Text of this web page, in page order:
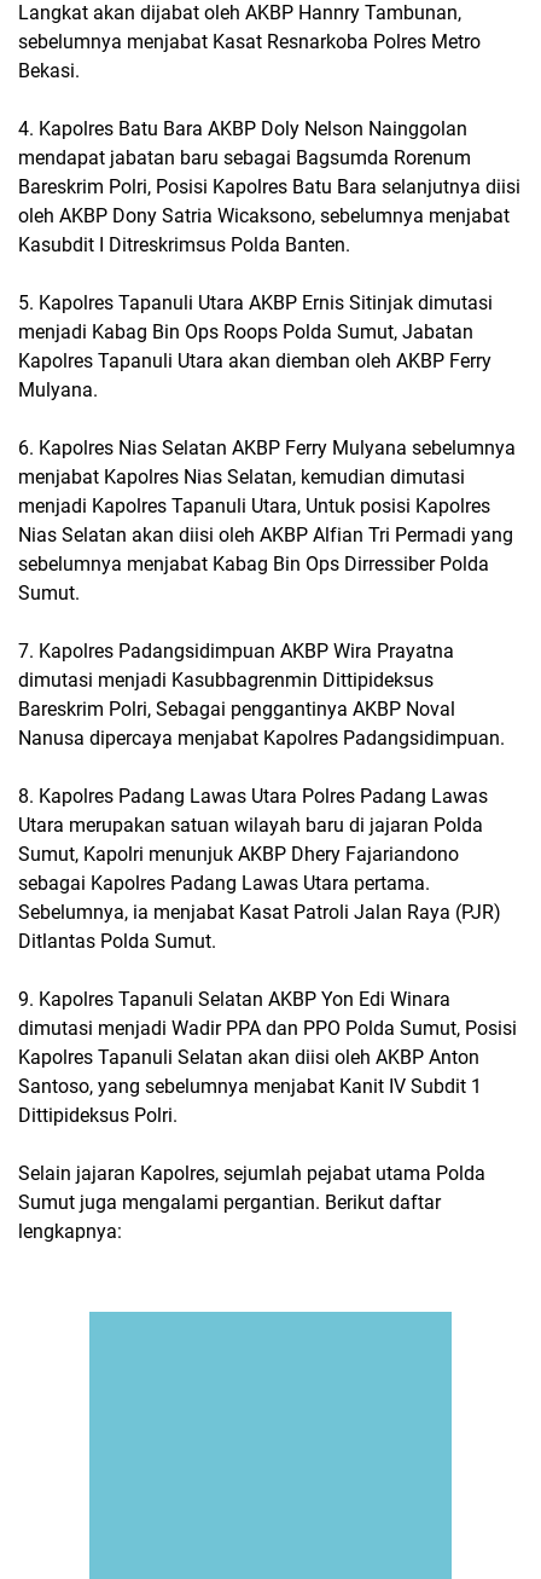
Langkat akan dijabat oleh AKBP Hannry Tambunan,
sebelumnya menjabat Kasat Resnarkoba Polres Metro
Bekasi.
4. Kapolres Batu Bara AKBP Doly Nelson Nainggolan
mendapat jabatan baru sebagai Bagsumda Rorenum
Bareskrim Polri, Posisi Kapolres Batu Bara selanjutnya diisi
oleh AKBP Dony Satria Wicaksono, sebelumnya menjabat
Kasubdit I Ditreskrimsus Polda Banten.
5. Kapolres Tapanuli Utara AKBP Ernis Sitinjak dimutasi
menjadi Kabag Bin Ops Roops Polda Sumut, Jabatan
Kapolres Tapanuli Utara akan diemban oleh AKBP Ferry
Mulyana.
6. Kapolres Nias Selatan AKBP Ferry Mulyana sebelumnya
menjabat Kapolres Nias Selatan, kemudian dimutasi
menjadi Kapolres Tapanuli Utara, Untuk posisi Kapolres
Nias Selatan akan diisi oleh AKBP Alfian Tri Permadi yang
sebelumnya menjabat Kabag Bin Ops Dirressiber Polda
Sumut.
7. Kapolres Padangsidimpuan AKBP Wira Prayatna
dimutasi menjadi Kasubbagrenmin Dittipideksus
Bareskrim Polri, Sebagai penggantinya AKBP Noval
Nanusa dipercaya menjabat Kapolres Padangsidimpuan.
8. Kapolres Padang Lawas Utara Polres Padang Lawas
Utara merupakan satuan wilayah baru di jajaran Polda
Sumut, Kapolri menunjuk AKBP Dhery Fajariandono
sebagai Kapolres Padang Lawas Utara pertama.
Sebelumnya, ia menjabat Kasat Patroli Jalan Raya (PJR)
Ditlantas Polda Sumut.
9. Kapolres Tapanuli Selatan AKBP Yon Edi Winara
dimutasi menjadi Wadir PPA dan PPO Polda Sumut, Posisi
Kapolres Tapanuli Selatan akan diisi oleh AKBP Anton
Santoso, yang sebelumnya menjabat Kanit IV Subdit 1
Dittipideksus Polri.
Selain jajaran Kapolres, sejumlah pejabat utama Polda
Sumut juga mengalami pergantian. Berikut daftar
lengkapnya: